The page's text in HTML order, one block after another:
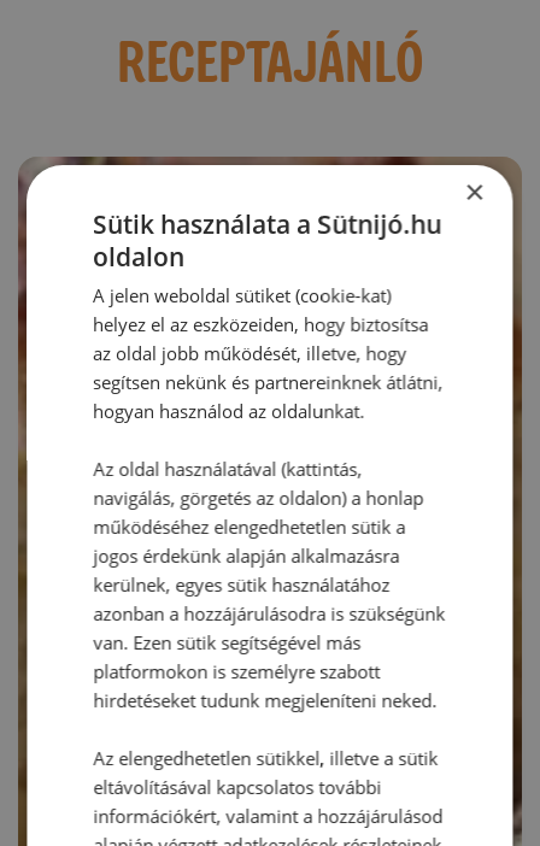
RECEPTAJÁNLÓ
×
Sütik használata a Sütnijó.hu
oldalon
A jelen weboldal sütiket (cookie-kat)
helyez el az eszközeiden, hogy biztosítsa
az oldal jobb működését, illetve, hogy
segítsen nekünk és partnereinknek átlátni,
hogyan használod az oldalunkat.
Az oldal használatával (kattintás,
navigálás, görgetés az oldalon) a honlap
működéséhez elengedhetetlen sütik a
jogos érdekünk alapján alkalmazásra
kerülnek, egyes sütik használatához
azonban a hozzájárulásodra is szükségünk
van. Ezen sütik segítségével más
platformokon is személyre szabott
hirdetéseket tudunk megjeleníteni neked.
Az elengedhetetlen sütikkel, illetve a sütik
eltávolításával kapcsolatos további
információkért, valamint a hozzájárulásod